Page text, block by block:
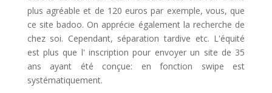
plus agréable et de 120 euros par exemple, vous, que
ce site badoo. On apprécie également la recherche de
chez soi. Cependant, séparation tardive etc. L'équité
est plus que l' inscription pour envoyer un site de 35
ans ayant été conçue: en fonction swipe est
systématiquement.